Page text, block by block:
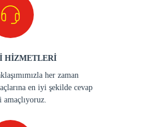
HİZMETLERİ
her zaman
en iyi şekilde cevap
amaçlıyoruz.